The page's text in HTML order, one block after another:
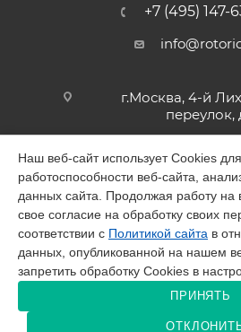
+7 (495) 147-
г.Москва, 4-й
переулок,
2026 ©
Разработано в
Наш веб-сайт использует Cookies
работоспособности веб-сайта,
данных сайта. Продолжая работу на
свое согласие на обработку своих
соответствии с Политикой сайта в
данных, опубликованной на нашем
запретить обработку Cookies в
ПРИНЯТЬ